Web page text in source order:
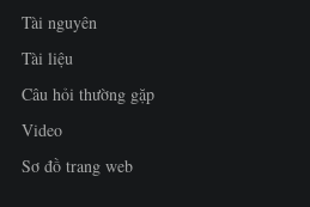
Tài nguyên
Tài liệu
Câu hỏi thường gặp
Video
Sơ đồ trang web